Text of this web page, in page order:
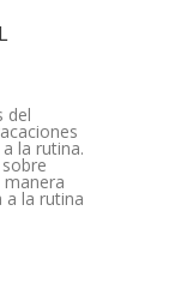
del
la rutina.
a la rutina